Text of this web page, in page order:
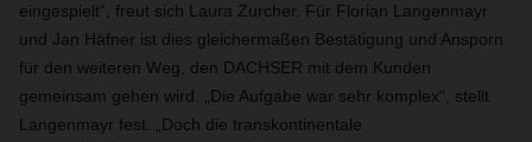
eingespielt“, freut sich Laura Zurcher. Für Florian Langenmayr
und Jan Häfner ist dies gleichermaßen Bestätigung und Ansporn
für den weiteren Weg, den DACHSER mit dem Kunden
gemeinsam gehen wird. „Die Aufgabe war sehr komplex“, stellt
Langenmayr fest. „Doch die transkontinentale